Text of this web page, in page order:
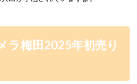
ラ梅田2025年初売り